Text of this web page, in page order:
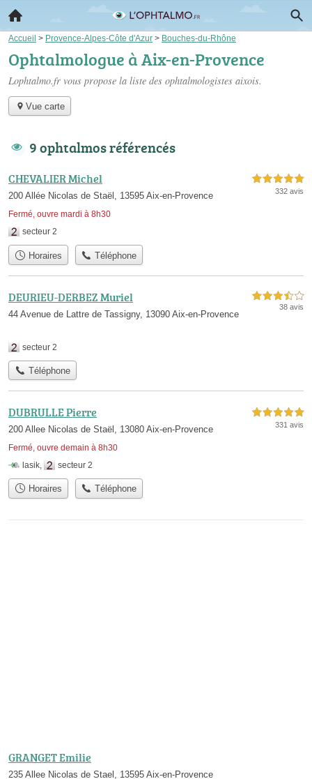
Accueil > Provence-Alpes-Côte d'Azur > Bouches-du-Rhône
Ophtalmologue à Aix-en-Provence
Lophtalmo.fr vous propose la liste des ophtalmologistes aixois.
Vue carte
9 ophtalmos référencés
CHEVALIER Michel
200 Allée Nicolas de Staël, 13595 Aix-en-Provence
Fermé, ouvre mardi à 8h30
5,0 étoiles sur 5
332 avis
secteur 2
Horaires Téléphone
DEURIEU-DERBEZ Muriel
44 Avenue de Lattre de Tassigny, 13090 Aix-en-Provence
3,5 étoiles sur 5
38 avis
secteur 2
Téléphone
DUBRULLE Pierre
200 Allee Nicolas de Staël, 13080 Aix-en-Provence
Fermé, ouvre demain à 8h30
5,0 étoiles sur 5
331 avis
lasik, secteur 2
Horaires Téléphone
GRANGET Emilie
235 Allee Nicolas de Stael, 13595 Aix-en-Provence